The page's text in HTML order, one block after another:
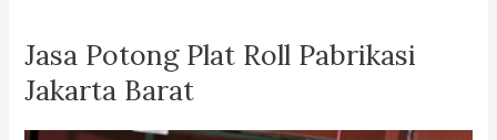
Jasa Potong Plat Roll Pabrikasi
Jakarta Barat